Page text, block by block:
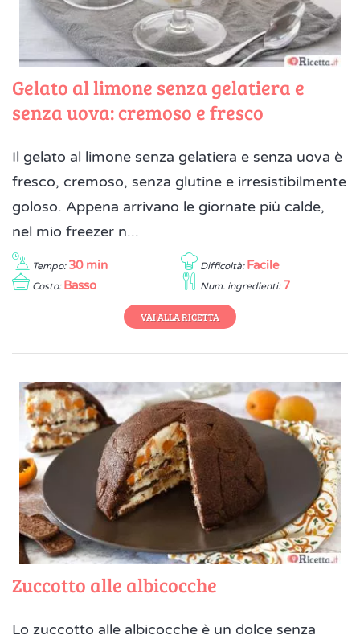
Gelato al limone senza gelatiera e
senza uova: cremoso e fresco
Il gelato al limone senza gelatiera e senza uova è
fresco, cremoso, senza glutine e irresistibilmente
goloso. Appena arrivano le giornate più calde,
nel mio freezer n...
Tempo: 30 min Difficoltà: Facile
Costo: Basso Num. ingredienti: 7
VAI ALLA RICETTA
Zuccotto alle albicocche
Lo zuccotto alle albicocche è un dolce senza